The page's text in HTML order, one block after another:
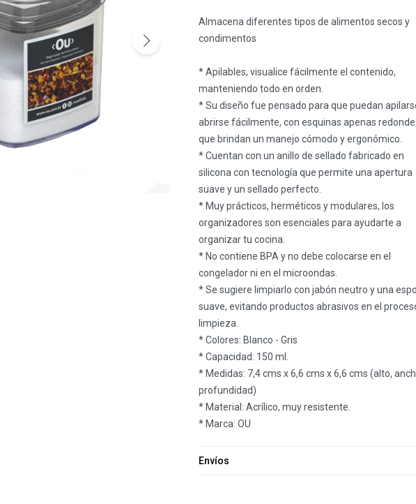
Almacena diferentes tipos de alimentos secos y
condimentos
* Apilables, visualice fácilmente el contenido,
manteniendo todo en orden.
* Su diseño fue pensado para que puedan
abrirse fácilmente, con esquinas apenas
que brindan un manejo cómodo y ergonómico.
* Cuentan con un anillo de sellado fabricado en
silicona con tecnología que permite una apertura
suave y un sellado perfecto.
* Muy prácticos, herméticos y modulares, los
organizadores son esenciales para ayudarte a
organizar tu cocina.
* No contiene BPA y no debe colocarse en el
congelador ni en el microondas.
* Se sugiere limpiarlo con jabón neutro y una
suave, evitando productos abrasivos en el
limpieza.
* Colores: Blanco - Gris
* Capacidad: 150 ml.
* Medidas: 7,4 cms x 6,6 cms x 6,6 cms (alto,
profundidad)
* Material: Acrílico, muy resistente.
* Marca: OU
Envíos